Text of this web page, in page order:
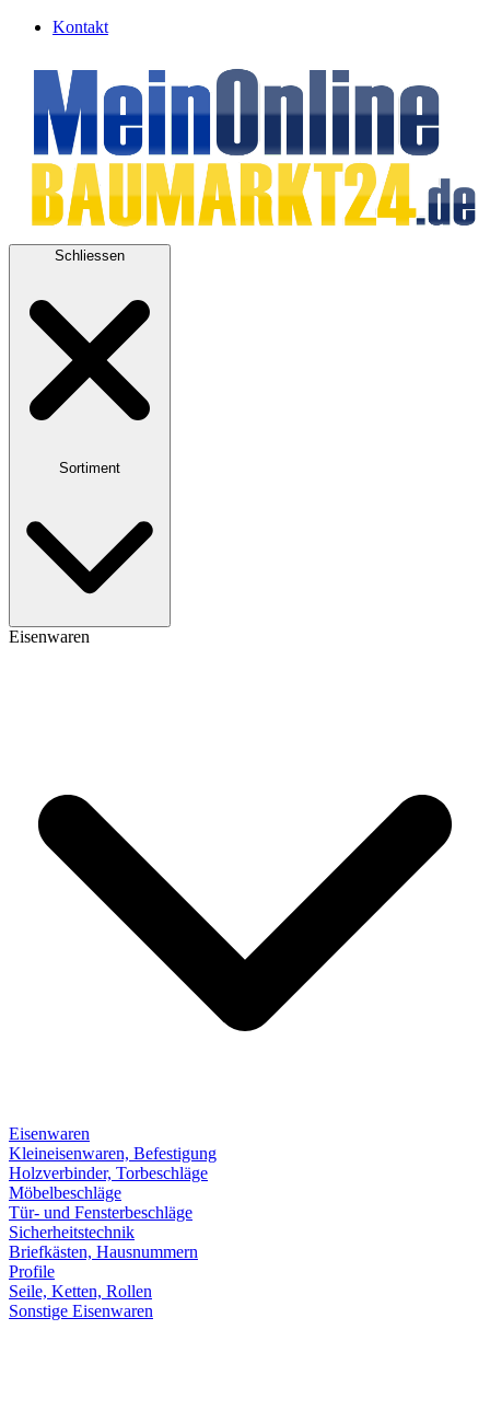
Kontakt
Schliessen
Sortiment
Eisenwaren
Eisenwaren
Kleineisenwaren, Befestigung
Holzverbinder, Torbeschläge
Möbelbeschläge
Tür- und Fensterbeschläge
Sicherheitstechnik
Briefkästen, Hausnummern
Profile
Seile, Ketten, Rollen
Sonstige Eisenwaren